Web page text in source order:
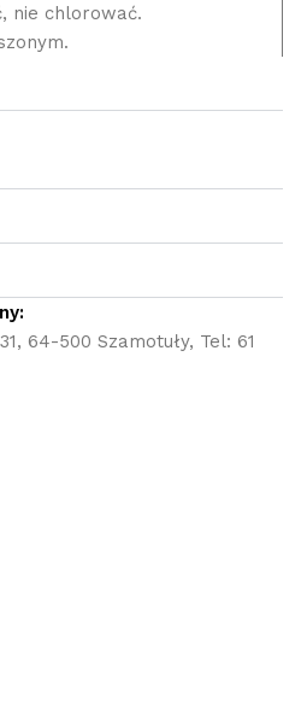
nie chlorować.
64-500 Szamotuły, Tel: 61